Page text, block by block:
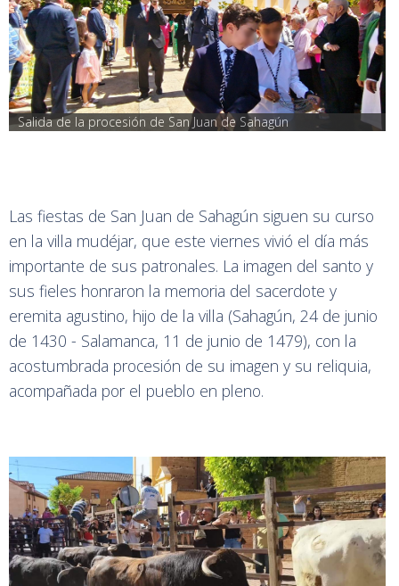
Salida de la procesión de San Juan de Sahagún
Las fiestas de San Juan de Sahagún siguen su curso
en la villa mudéjar, que este viernes vivió el día más
importante de sus patronales. La imagen del santo y
sus fieles honraron la memoria del sacerdote y
eremita agustino, hijo de la villa (Sahagún, 24 de junio
de 1430 - Salamanca, 11 de junio de 1479), con la
acostumbrada procesión de su imagen y su reliquia,
acompañada por el pueblo en pleno.